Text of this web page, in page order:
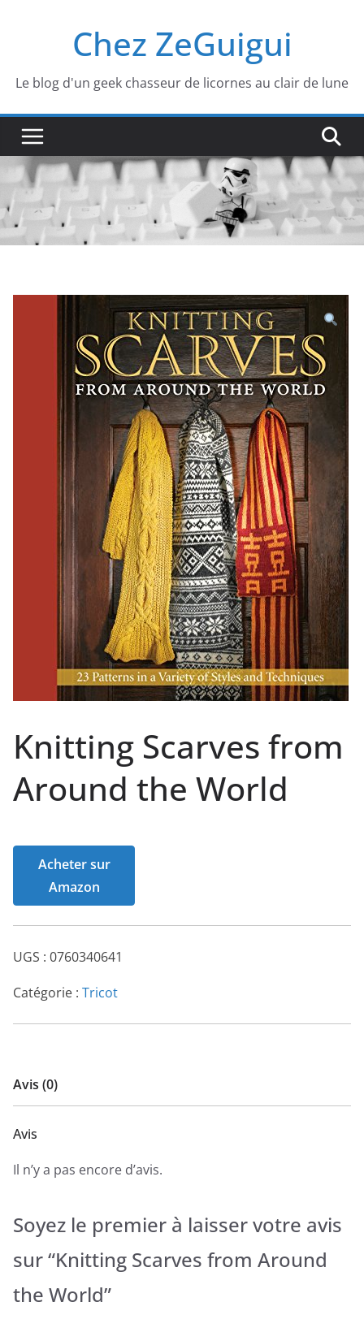
Chez ZeGuigui
Le blog d'un geek chasseur de licornes au clair de lune
Knitting Scarves from
Around the World
Acheter sur
Amazon
UGS : 0760340641
Catégorie : Tricot
Avis (0)
Avis
Il n’y a pas encore d’avis.
Soyez le premier à laisser votre avis
sur “Knitting Scarves from Around
the World”